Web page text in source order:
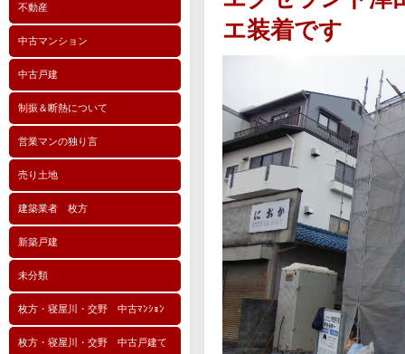
不動産
中古マンション
中古戸建
制振＆断熱について
営業マンの独り言
売り土地
建築業者 枚方
新築戸建
未分類
枚方・寝屋川・交野 中古ﾏﾝｼｮﾝ
枚方・寝屋川・交野 中古戸建て
エ装着です